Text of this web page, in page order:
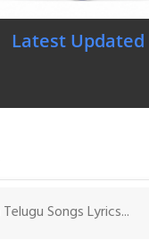
Latest